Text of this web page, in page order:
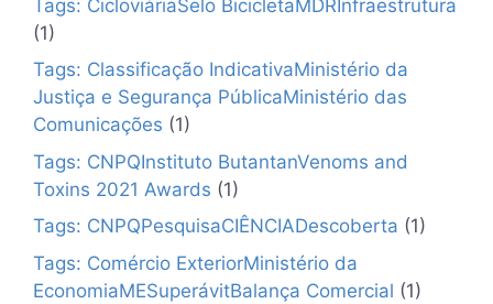
Tags: CicloviáriaSelo BicicletaMDRInfraestrutura
(1)
Tags: Classificação IndicativaMinistério da
Justiça e Segurança PúblicaMinistério das
Comunicações (1)
Tags: CNPQInstituto ButantanVenoms and
Toxins 2021 Awards (1)
Tags: CNPQPesquisaCIÊNCIADescoberta (1)
Tags: Comércio ExteriorMinistério da
EconomiaMESuperávitBalança Comercial (1)